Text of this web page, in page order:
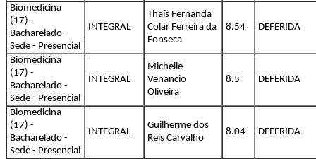
Biomedicina
(17) -
Bacharelado -
Sede - Presencial
INTEGRAL
Thaís Fernanda
Colar Ferreira da
Fonseca
8.54 DEFERIDA
Biomedicina
(17) -
Bacharelado -
Sede - Presencial
INTEGRAL
Michelle
Venancio
Oliveira
8.5 DEFERIDA
Biomedicina
(17) -
Bacharelado -
Sede - Presencial
INTEGRAL
Guilherme dos
Reis Carvalho
8.04 DEFERIDA